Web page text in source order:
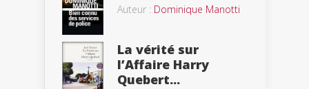
Auteur : Dominique Manotti
La vérité sur
l’Affaire Harry
Quebert...